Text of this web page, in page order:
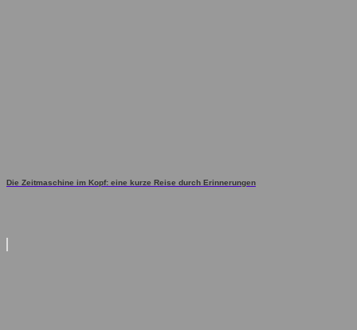
Die Zeitmaschine im Kopf: eine kurze Reise durch Erinnerungen